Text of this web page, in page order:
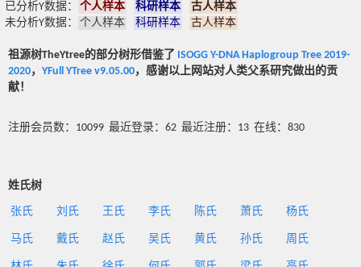
已分析Y数据： 个人样本 科研样本
古人样本
未分析Y数据：
个人样本 科研样本 古人样本
祖源树TheYtree的部分树形借鉴了 ISOGG Y-DNA Haplogroup Tree 2019-
2020， YFull YTree v9.05.00，感谢以上网站对人类父系研究做出的贡
献！
注册会员数：10099 最近登录：62 最近注册：13 在线：830
姓氏树
张氏 刘氏 王氏 李氏 陈氏 萧氏 杨氏
马氏 戴氏 赵氏 吴氏 黄氏 孙氏 周氏